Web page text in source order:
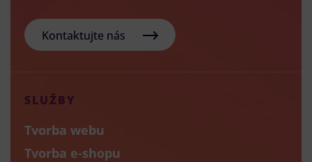
Kontaktujte nás
SLUŽBY
Tvorba webu
Tvorba e-shopu